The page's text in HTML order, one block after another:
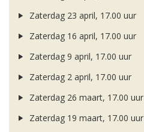
Zaterdag 23 april, 17.00 uur
Zaterdag 16 april, 17.00 uur
Zaterdag 9 april, 17.00 uur
Zaterdag 2 april, 17.00 uur
Zaterdag 26 maart, 17.00 uur
Zaterdag 19 maart, 17.00 uur